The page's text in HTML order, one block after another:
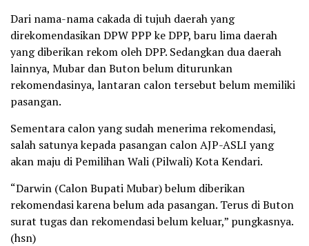
Dari nama-nama cakada di tujuh daerah yang
direkomendasikan DPW PPP ke DPP, baru lima daerah
yang diberikan rekom oleh DPP. Sedangkan dua daerah
lainnya, Mubar dan Buton belum diturunkan
rekomendasinya, lantaran calon tersebut belum memiliki
pasangan.
Sementara calon yang sudah menerima rekomendasi,
salah satunya kepada pasangan calon AJP-ASLI yang
akan maju di Pemilihan Wali (Pilwali) Kota Kendari.
“Darwin (Calon Bupati Mubar) belum diberikan
rekomendasi karena belum ada pasangan. Terus di Buton
surat tugas dan rekomendasi belum keluar,” pungkasnya.
(hsn)